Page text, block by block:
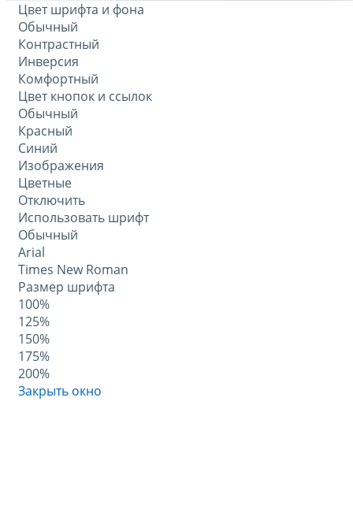
Цвет шрифта и фона
Обычный
Контрастный
Инверсия
Комфортный
Цвет кнопок и ссылок
Обычный
Красный
Синий
Изображения
Цветные
Отключить
Использовать шрифт
Обычный
Arial
Times New Roman
Размер шрифта
100%
125%
150%
175%
200%
Закрыть окно